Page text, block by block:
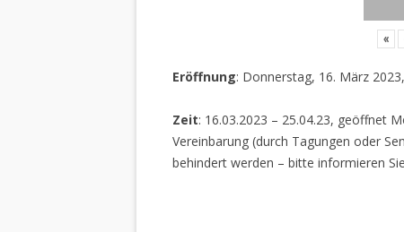
«
Eröffnung: Donnerstag, 16. März
Zeit: 16.03.2023 – 25.04.23, geöffnet
Vereinbarung (durch Tagungen oder
behindert werden – bitte informieren